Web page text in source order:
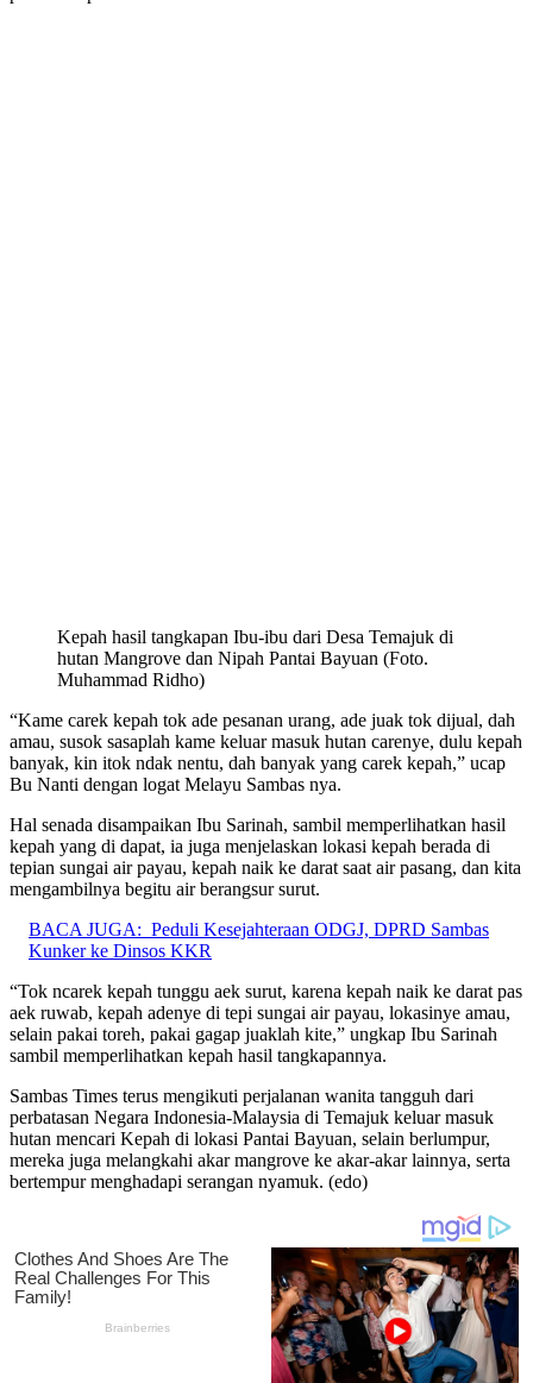
Kepah hasil tangkapan Ibu-ibu dari Desa Temajuk di
hutan Mangrove dan Nipah Pantai Bayuan (Foto.
Muhammad Ridho)
“Kame carek kepah tok ade pesanan urang, ade juak tok dijual, dah
amau, susok sasaplah kame keluar masuk hutan carenye, dulu kepah
banyak, kin itok ndak nentu, dah banyak yang carek kepah,” ucap
Bu Nanti dengan logat Melayu Sambas nya.
Hal senada disampaikan Ibu Sarinah, sambil memperlihatkan hasil
kepah yang di dapat, ia juga menjelaskan lokasi kepah berada di
tepian sungai air payau, kepah naik ke darat saat air pasang, dan kita
mengambilnya begitu air berangsur surut.
BACA JUGA: Peduli Kesejahteraan ODGJ, DPRD Sambas
Kunker ke Dinsos KKR
“Tok ncarek kepah tunggu aek surut, karena kepah naik ke darat pas
aek ruwab, kepah adenye di tepi sungai air payau, lokasinye amau,
selain pakai toreh, pakai gagap juaklah kite,” ungkap Ibu Sarinah
sambil memperlihatkan kepah hasil tangkapannya.
Sambas Times terus mengikuti perjalanan wanita tangguh dari
perbatasan Negara Indonesia-Malaysia di Temajuk keluar masuk
hutan mencari Kepah di lokasi Pantai Bayuan, selain berlumpur,
mereka juga melangkahi akar mangrove ke akar-akar lainnya, serta
bertempur menghadapi serangan nyamuk. (edo)